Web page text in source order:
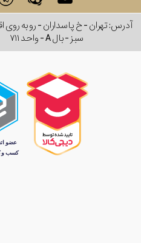
سبز - بال A - واحد ۷۱۱